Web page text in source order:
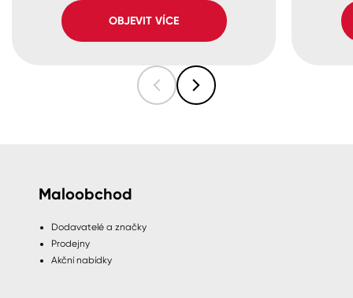
OBJEVIT VÍCE
Maloobchod
Dodavatelé a značky
Prodejny
Akční nabídky